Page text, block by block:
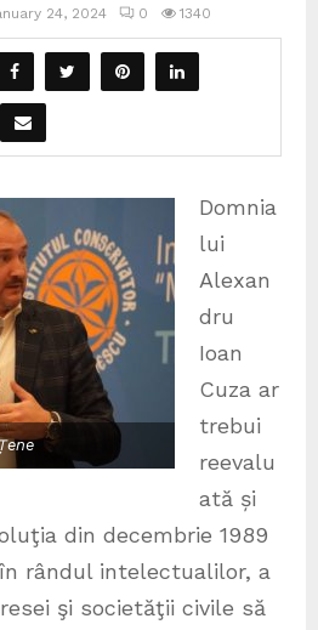
24, 2024 0 1340
Domnia
lui
Alexan
dru
Ioan
Cuza ar
trebui
reevalu
ată și
din decembrie 1989
rândul intelectualilor, a
şi societăţii civile să